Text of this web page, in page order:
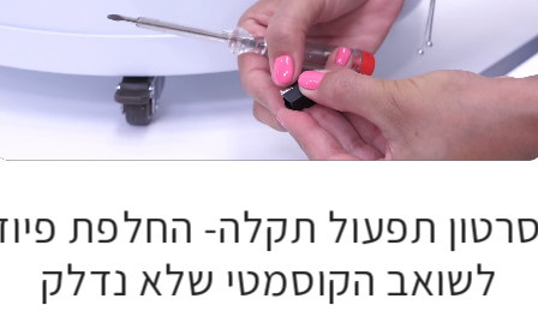
0:22/ 0:23
תפעול תקלה- החלפת
לשואב הקוסמטי שלא נדלק